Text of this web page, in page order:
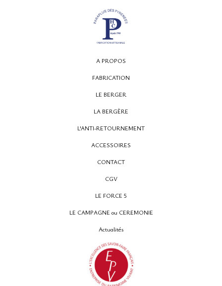
A PROPOS
FABRICATION
LE BERGER
LA BERGÈRE
L'ANTI-RETOURNEMENT
ACCESSOIRES
CONTACT
CGV
LE FORCE 5
LE CAMPAGNE ou CEREMONIE
Actualités